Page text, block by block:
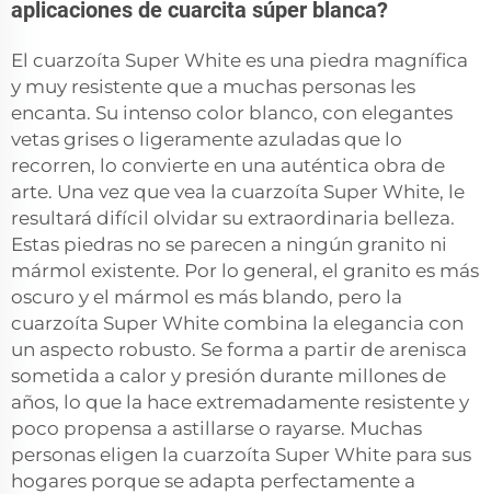
aplicaciones de cuarcita súper blanca?
El cuarzoíta Super White es una piedra magnífica
y muy resistente que a muchas personas les
encanta. Su intenso color blanco, con elegantes
vetas grises o ligeramente azuladas que lo
recorren, lo convierte en una auténtica obra de
arte. Una vez que vea la cuarzoíta Super White, le
resultará difícil olvidar su extraordinaria belleza.
Estas piedras no se parecen a ningún granito ni
mármol existente. Por lo general, el granito es más
oscuro y el mármol es más blando, pero la
cuarzoíta Super White combina la elegancia con
un aspecto robusto. Se forma a partir de arenisca
sometida a calor y presión durante millones de
años, lo que la hace extremadamente resistente y
poco propensa a astillarse o rayarse. Muchas
personas eligen la cuarzoíta Super White para sus
hogares porque se adapta perfectamente a